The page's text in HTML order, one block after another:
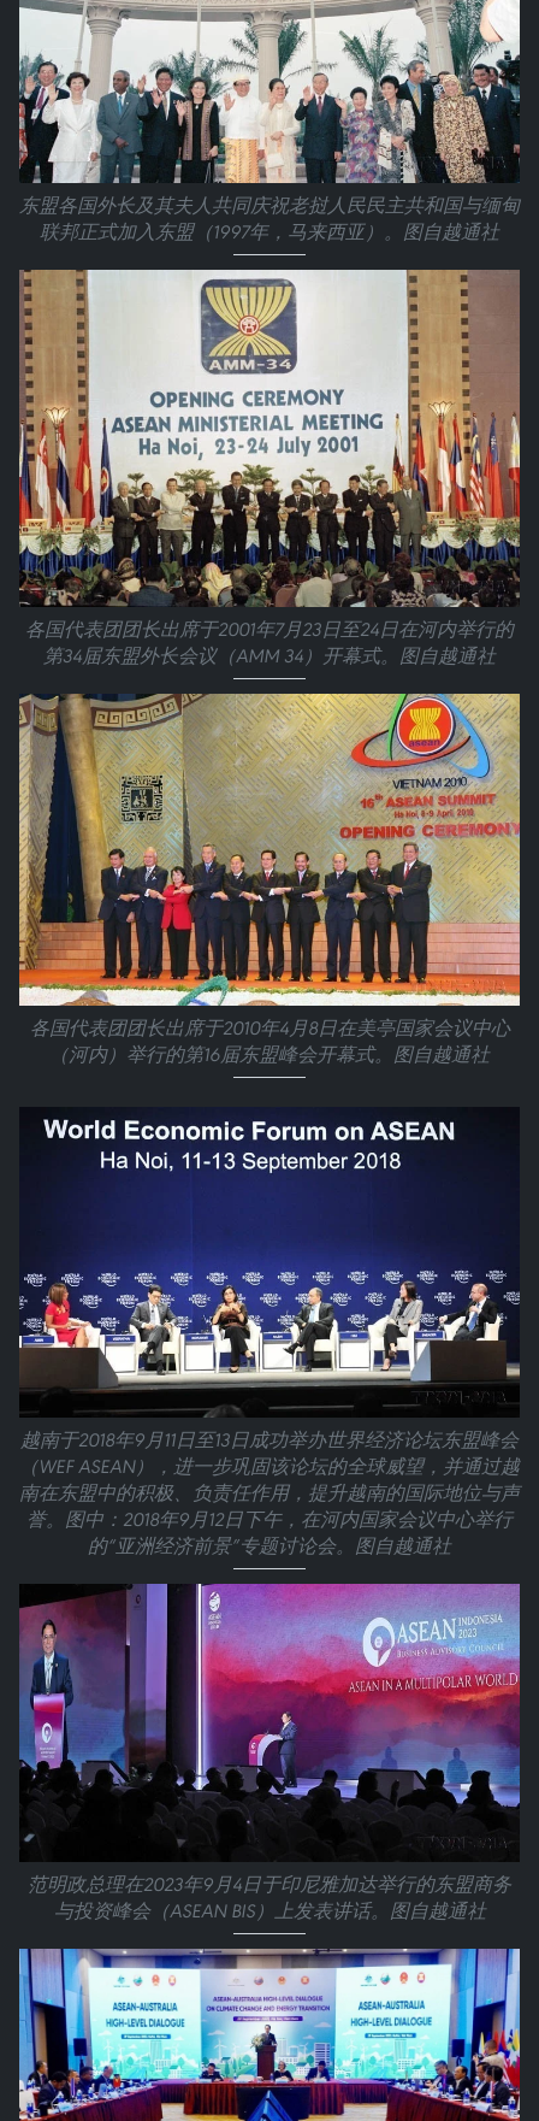
东盟各国外长及其夫人共同庆祝老挝人民民主共和国与缅甸
联邦正式加入东盟（1997年，马来西亚）。图自越通社
各国代表团团长出席于2001年7月23日至24日在河内举行的
第34届东盟外长会议（AMM 34）开幕式。图自越通社
各国代表团团长出席于2010年4月8日在美亭国家会议中心
（河内）举行的第16届东盟峰会开幕式。图自越通社
越南于2018年9月11日至13日成功举办世界经济论坛东盟峰会
（WEF ASEAN），进一步巩固该论坛的全球威望，并通过越
南在东盟中的积极、负责任作用，提升越南的国际地位与声
誉。图中：2018年9月12日下午，在河内国家会议中心举行
的“亚洲经济前景”专题讨论会。图自越通社
范明政总理在2023年9月4日于印尼雅加达举行的东盟商务
与投资峰会（ASEAN BIS）上发表讲话。图自越通社